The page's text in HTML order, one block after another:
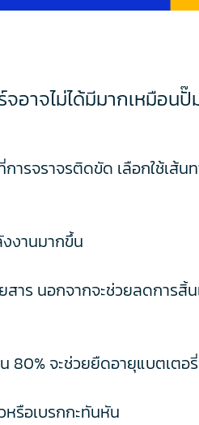
จอาจไม่ได้มีมากเหมือ
รจราจรติดขัด เลือกใช้เส้น
งานมากขึ้น
สาร นอกจากจะช่วยลดกา
80% จะช่วยยืดอายุแบตเตอ
หรือเบรกกะทันหัน